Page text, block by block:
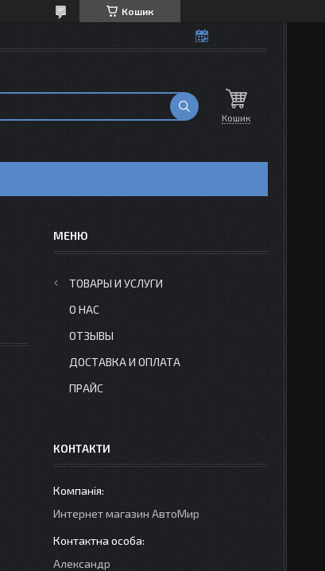
Кошик
Кошик
ТОВАРЫ И УСЛУГИ
О НАС
ОТЗЫВЫ
ДОСТАВКА И ОПЛАТА
ПРАЙС
КОНТАКТИ
Интернет магазин АвтоМир
Александр